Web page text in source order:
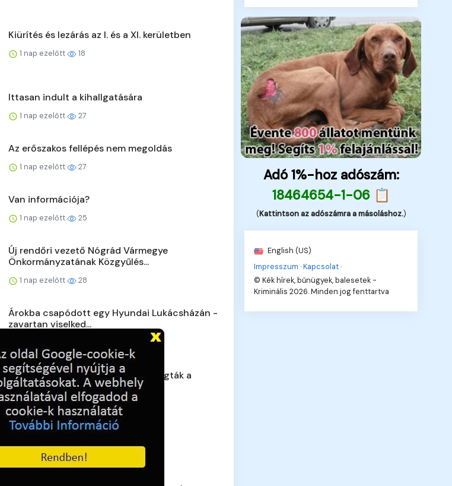
Kiürítés és lezárás az I. és a XI. kerületben
1 nap ezelőtt 18
Ittasan indult a kihallgatására
1 nap ezelőtt 27
Az erőszakos fellépés nem megoldás
1 nap ezelőtt 27
Van információja?
1 nap ezelőtt 25
Új rendőri vezető Nógrád Vármegye
Önkormányzatának Közgyűlés...
1 nap ezelőtt 28
Árokba csapódott egy Hyundai Lukácsházán -
zavartan viselked...
Eltakarította a telefonokat, de elfogták a
rendőrök
2 napja ezelőtt 31
2 napja ezelőtt 28
Adó 1%-hoz adószám:
18464654-1-06 📋
(Kattintson az adószámra a másoláshoz.)
English (US)
Impresszum ·Kapcsolat ·
© Kék hírek, bűnügyek, balesetek -
Kriminális 2026. Minden jog fenttartva